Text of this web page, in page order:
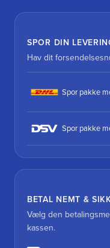
SPOR DIN
Hav dit
Spor pakke
Spor pakke
BETAL NEMT &
Vælg den
kassen.